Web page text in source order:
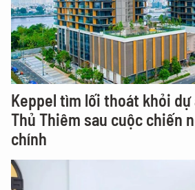
Keppel tìm lối thoát khỏi dự
Thủ Thiêm sau cuộc chiến
chính